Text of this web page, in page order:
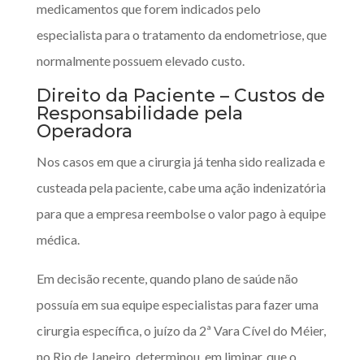
medicamentos que forem indicados pelo
especialista para o tratamento da endometriose, que
normalmente possuem elevado custo.
Direito da Paciente – Custos de
Responsabilidade pela
Operadora
Nos casos em que a cirurgia já tenha sido realizada e
custeada pela paciente, cabe uma ação indenizatória
para que a empresa reembolse o valor pago à equipe
médica.
Em decisão recente, quando plano de saúde não
possuía em sua equipe especialistas para fazer uma
cirurgia específica, o juízo da 2ª Vara Cível do Méier,
no Rio de Janeiro, determinou, em liminar, que o